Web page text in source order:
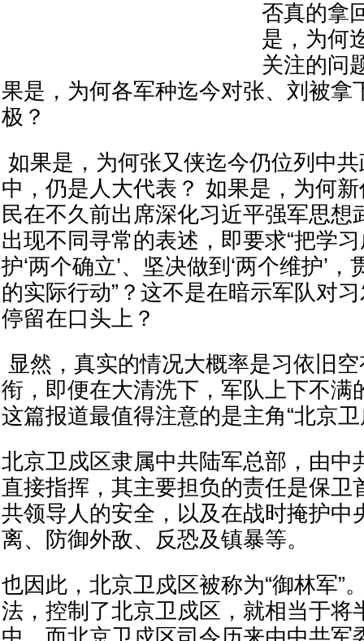
否真的拿
是，为何
关注的问
果是，为何各军种迄今对张、刘被拿
极？
如果是，为何张又侠迄今仍位列中
中，仍是人大代表？ 如果是，为何
民在不久前出席深化习近平强军思想
出现不同寻常的表述，即要求“把学
护‘两个确立’、坚决做到‘两个维护’
的实际行动”？这不是在暗示军队对
停留在口头上？
显然，真实的情况大概率是习依旧空
衔，即便在大清洗下，军队上下不满
这篇报道最值得注意的是主角“北京
北京卫戍区隶属中共陆军总部，由中
直接指挥，其主要担负的责任是保卫
共领导人的安全，以及在战时掩护中
离、防御外敌、反恐及镇暴等。
也因此，北京卫戍区被称为“御林军”
法，控制了北京卫戍区，就相当于将